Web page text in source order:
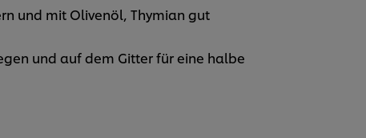
und mit Olivenöl, Thymian gut
und auf dem Gitter für eine halbe